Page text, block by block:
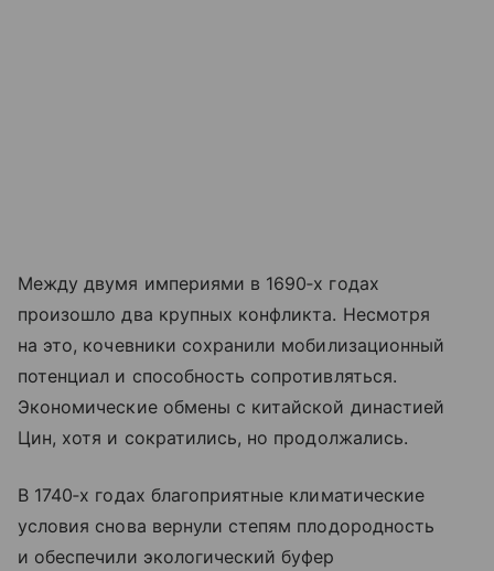
Между двумя империями в 1690‑х годах
произошло два крупных конфликта. Несмотря
на это, кочевники сохранили мобилизационный
потенциал и способность сопротивляться.
Экономические обмены с китайской династией
Цин, хотя и сократились, но продолжались.
В 1740‑х годах благоприятные климатические
условия снова вернули степям плодородность
и обеспечили экологический буфер